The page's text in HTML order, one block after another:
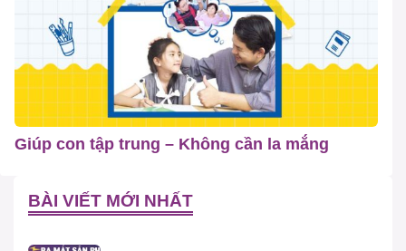
Giúp con tập trung – Không cần la mắng
BÀI VIẾT MỚI NHẤT